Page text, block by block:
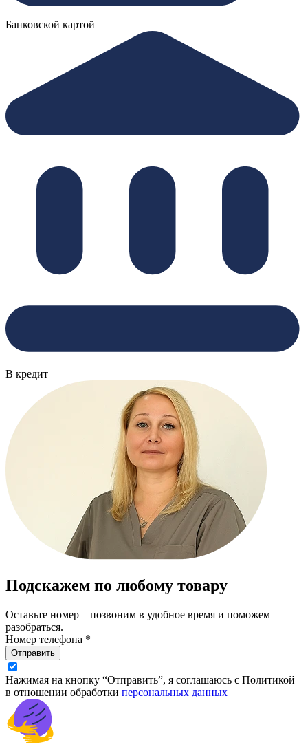
Банковской картой
В кредит
Подскажем по любому товару
Оставьте номер – позвоним в удобное время и поможем
разобраться.
Номер телефона *
Отправить
Нажимая на кнопку “Отправить”, я соглашаюсь с Политикой
в отношении обработки персональных данных